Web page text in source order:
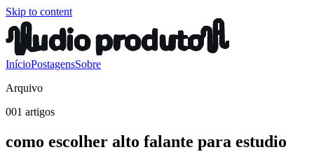
Skip to content
InícioPostagensSobre
Arquivo
001 artigos
como escolher alto falante para estudio